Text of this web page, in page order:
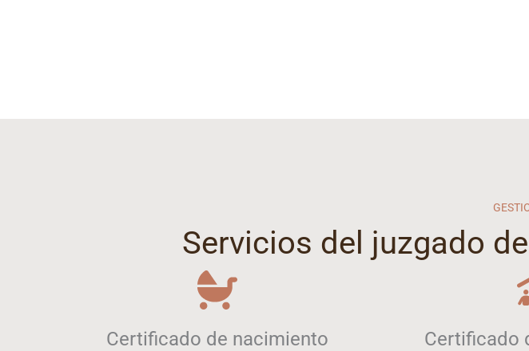
Servicios del juzgado
Certificado de nacimiento Certificado